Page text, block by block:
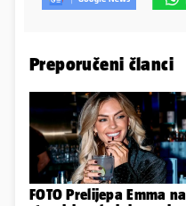
Preporučeni članci
FOTO Prelijepa Emma na